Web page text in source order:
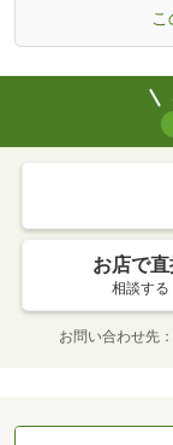
こ
お店で
相談する
お問い合わせ先